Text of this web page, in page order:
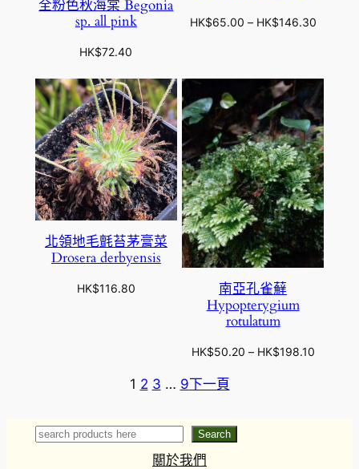
全粉色秋海棠 Begonia
sp. all pink
HK$72.40
HK$65.00 – HK$146.30價
：
H
K
$
6
5
.
0
0
到
H
北領地毛氈苔茅膏菜
Drosera derbyensis
HK$116.80
南亞孔雀蘚
Hypopterygium
rotulatum
HK$50.20 – HK$198.10價
1 2 3 … 9下一頁
Search Search
關於我們